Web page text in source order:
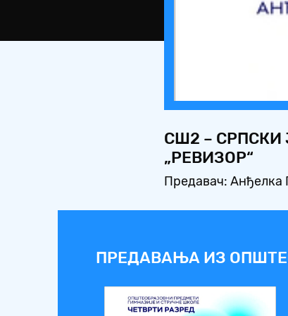
СШ2 –
„РЕВИЗОР“
Предавач: Анђелка
ПРЕДАВАЊА ИЗ